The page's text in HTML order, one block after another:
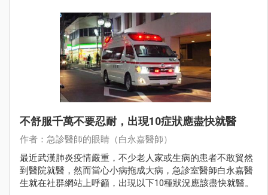
不舒服千萬不要忍耐，出現10症狀應盡快就醫
作者：急診醫師的眼睛（白永嘉醫師）
最近武漢肺炎疫情嚴重，不少老人家或生病的患者不敢貿然
到醫院就醫，然而當心小病拖成大病，急診室醫師白永嘉醫
生就在社群網站上呼籲，出現以下10種狀況應該盡快就醫。